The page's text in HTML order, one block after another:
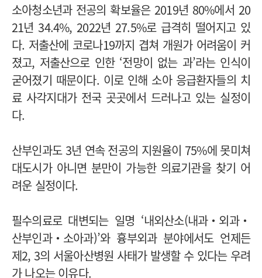
소아청소년과 전공의 확보율은 2019년 80%에서 20
21년 34.4%, 2022년 27.5%로 급격히 떨어지고 있
다. 저출산에 코로나19까지 겹쳐 개원가 어려움이 커
졌고, 저출산으로 인한 ‘전망이 없는 과’라는 인식이
굳어졌기 때문이다. 이로 인해 소아 응급환자들의 치
료 사각지대가 전국 곳곳에서 드러나고 있는 실정이
다.
산부인과도 3년 연속 전공의 지원율이 75%에 못미쳐
대도시가 아니면 분만이 가능한 의료기관을 찾기 어
려운 실정이다.
필수의료로 대변되는 일명 ‘내외산소(내과‧외과‧
산부인과‧소아과)’와 흉부외과 분야에서도 언제든
제2, 3의 서울아산병원 사태가 발생할 수 있다는 우려
가 나오는 이유다.